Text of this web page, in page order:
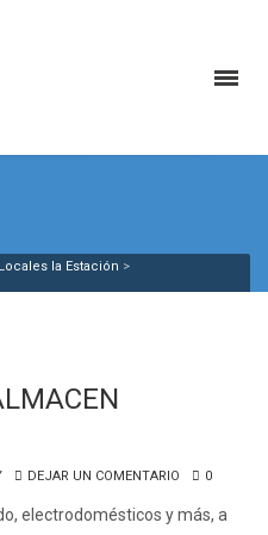
Locales la Estación >
DEJAR UN COMENTARIO 0
electrodomésticos y más, a